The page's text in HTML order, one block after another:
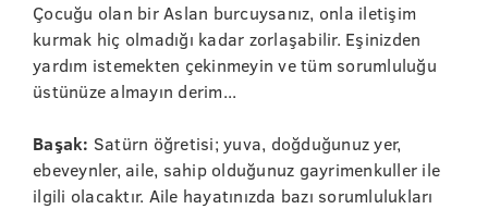
Çocuğu olan bir Aslan burcuysanız, onla iletişim
kurmak hiç olmadığı kadar zorlaşabilir. Eşinizden
yardım istemekten çekinmeyin ve tüm sorumluluğu
üstünüze almayın derim...
Başak: Satürn öğretisi; yuva, doğduğunuz yer,
ebeveynler, aile, sahip olduğunuz gayrimenkuller ile
ilgili olacaktır. Aile hayatınızda bazı sorumlulukları